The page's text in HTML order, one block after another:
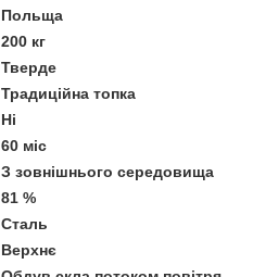
Польща
200 кг
Тверде
Традиційна топка
Ні
60 міс
З зовнішнього середовища
81 %
Сталь
Верхнє